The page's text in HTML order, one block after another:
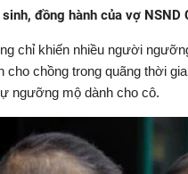
đồng hành của vợ NSND
chỉ khiến nhiều người
chồng trong quãng thời
ngưỡng mộ dành cho cô.